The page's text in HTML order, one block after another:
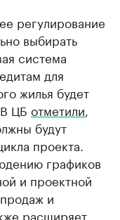
регулирование
выбирать
система
для
жилья будет
ЦБ отметили
будут
проекта.
графиков
и проектной
и
расширяет